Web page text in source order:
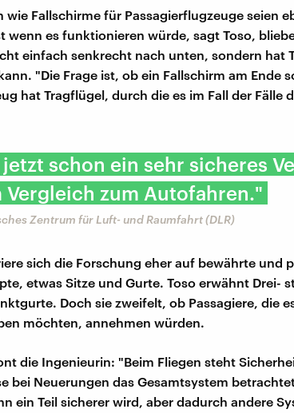
wie Fallschirme für Passagierflugzeuge seien
wenn es funktionieren würde, sagt Toso,
einfach senkrecht nach unten, sondern hat
"Die Frage ist, ob ein Fallschirm am Ende
hat Tragflügel, durch die es im Fall der Fälle
schon ein sehr sicheres
Vergleich zum Autofahren."
Zentrum für Luft- und Raumfahrt (DLR)
sich die Forschung eher auf bewährte und
etwas Sitze und Gurte. Toso erwähnt Drei-
Doch sie zweifelt, ob Passagiere, die
möchten, annehmen würden.
die Ingenieurin: "Beim Fliegen steht
bei Neuerungen das Gesamtsystem
ein Teil sicherer wird, aber dadurch andere